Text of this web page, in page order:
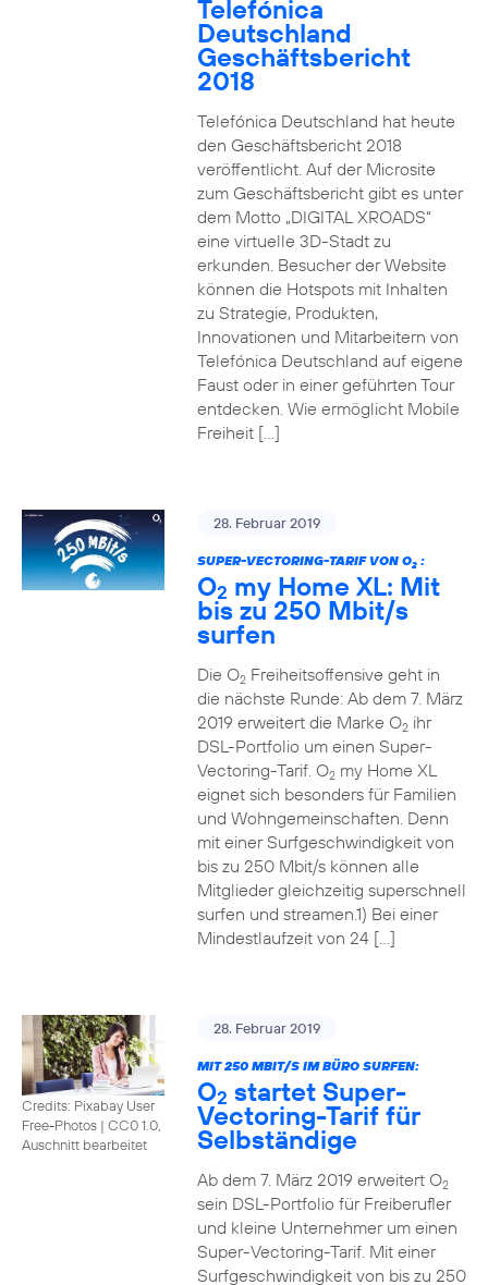
Telefónica
Deutschland
Geschäftsbericht
2018
Telefónica Deutschland hat heute
den Geschäftsbericht 2018
veröffentlicht. Auf der Microsite
zum Geschäftsbericht gibt es unter
dem Motto „DIGITAL XROADS“
eine virtuelle 3D-Stadt zu
erkunden. Besucher der Website
können die Hotspots mit Inhalten
zu Strategie, Produkten,
Innovationen und Mitarbeitern von
Telefónica Deutschland auf eigene
Faust oder in einer geführten Tour
entdecken. Wie ermöglicht Mobile
Freiheit […]
28. Februar 2019
SUPER-VECTORING-TARIF VON O2:
O2 my Home XL: Mit
bis zu 250 Mbit/s
surfen
Die O2Freiheitsoffensive geht in
die nächste Runde: Ab dem 7. März
2019 erweitert die Marke O2ihr
DSL-Portfolio um einen Super-
Vectoring-Tarif. O2my Home XL
eignet sich besonders für Familien
und Wohngemeinschaften. Denn
mit einer Surfgeschwindigkeit von
bis zu 250 Mbit/s können alle
Mitglieder gleichzeitig superschnell
surfen und streamen.1) Bei einer
Mindestlaufzeit von 24 […]
Credits: Pixabay User
Free-Photos | CC0 1.0,
Auschnitt bearbeitet
28. Februar 2019
MIT 250 MBIT/S IM BÜRO SURFEN:
O2 startet Super-
Vectoring-Tarif für
Selbständige
Ab dem 7. März 2019 erweitert O2
sein DSL-Portfolio für Freiberufler
und kleine Unternehmer um einen
Super-Vectoring-Tarif. Mit einer
Surfgeschwindigkeit von bis zu 250